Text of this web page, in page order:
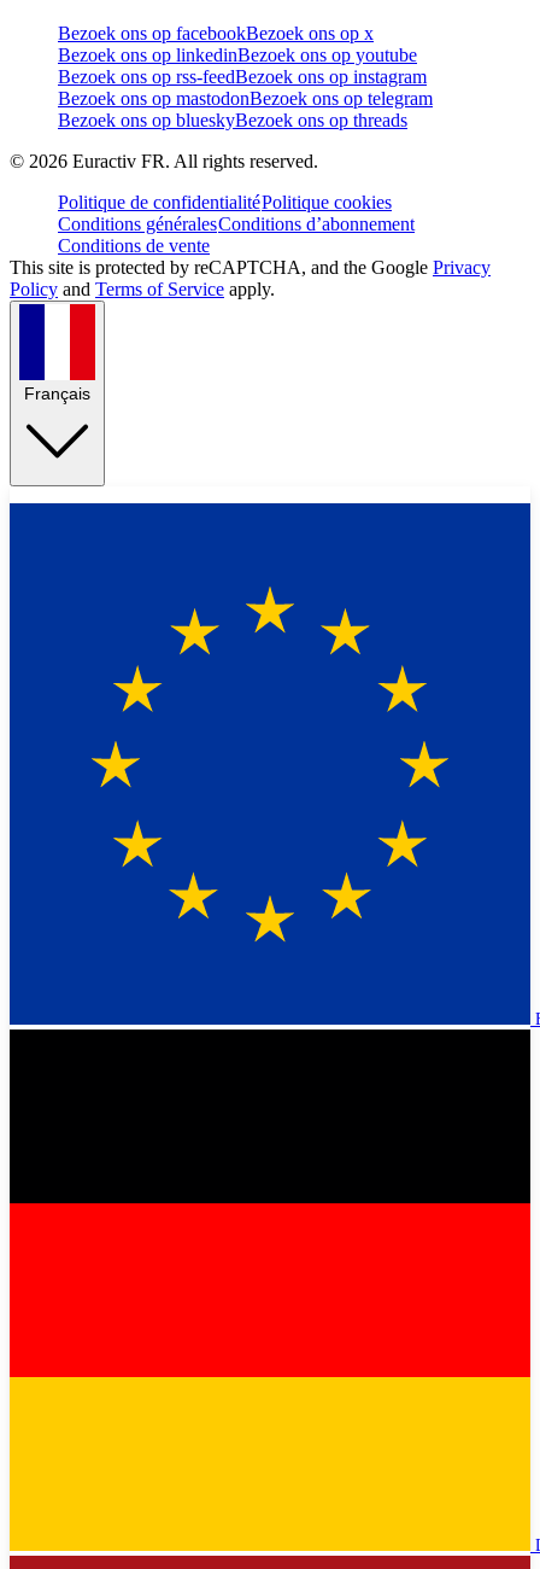
Bezoek ons op facebookBezoek ons op x
Bezoek ons op linkedinBezoek ons op youtube
Bezoek ons op rss-feedBezoek ons op instagram
Bezoek ons op mastodonBezoek ons op telegram
Bezoek ons op blueskyBezoek ons op threads
© 2026 Euractiv FR. All rights reserved.
Politique de confidentialitéPolitique cookies
Conditions généralesConditions d’abonnement
Conditions de vente
This site is protected by reCAPTCHA, and the Google Privacy
Policy and Terms of Service apply.
Français